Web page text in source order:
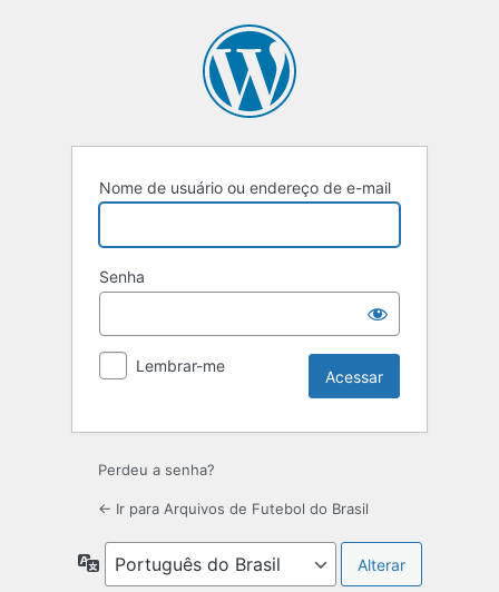
Nome de usuário ou endereço de e-mail
Senha
Lembrar-me
Perdeu a senha?
← Ir para Arquivos de Futebol do Brasil
Idioma